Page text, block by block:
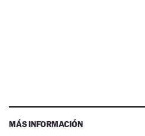
MÁS INFORMACIÓN